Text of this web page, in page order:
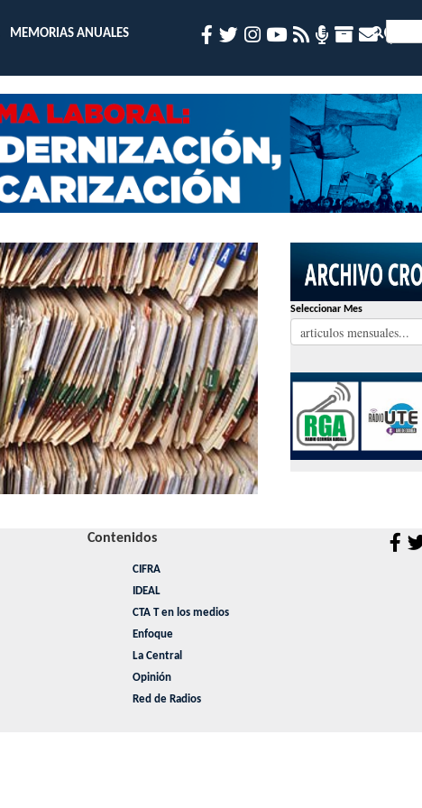
MEMORIAS ANUALES
Seleccionar Mes
Contenidos
CIFRA
IDEAL
CTA T en los medios
Enfoque
La Central
Opinión
Red de Radios